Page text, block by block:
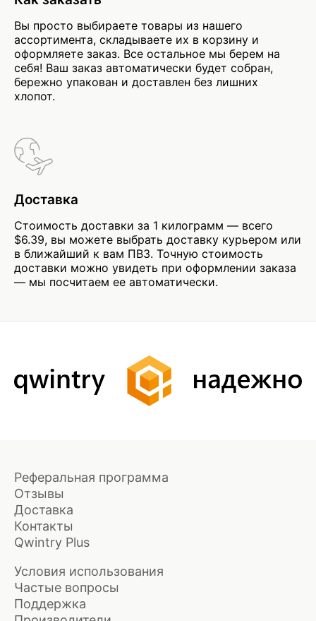
Вы просто выбираете товары из нашего
ассортимента, складываете их в корзину и
оформляете заказ. Все остальное мы берем на
себя! Ваш заказ автоматически будет собран,
бережно упакован и доставлен без лишних
хлопот.
Доставка
Стоимость доставки за 1 килограмм — всего
$6.39, вы можете выбрать доставку курьером или
в ближайший к вам ПВЗ. Точную стоимость
доставки можно увидеть при оформлении заказа
— мы посчитаем ее автоматически.
Реферальная программа
Отзывы
Доставка
Контакты
Qwintry Plus
Условия использования
Частые вопросы
Поддержка